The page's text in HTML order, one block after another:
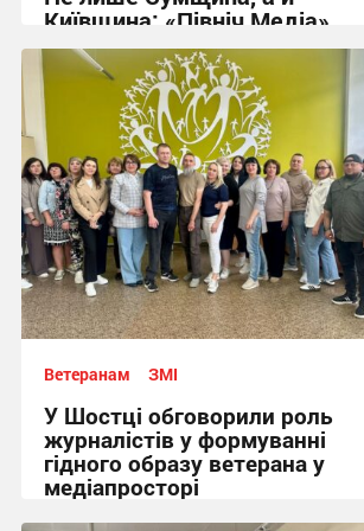
Київщина: «Північ Медіа»
розширює мережу новинних
сайтів
18:23, 16.06.2026
Ветеранам ЗМІ
У Шостці обговорили роль
журналістів у формуванні
гідного образу ветерана у
медіапросторі